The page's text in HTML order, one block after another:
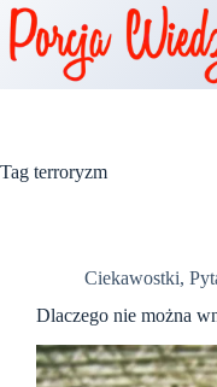
Przejdź
do
treści
Tag terroryzm
Ciekawostki,
Dlaczego nie można